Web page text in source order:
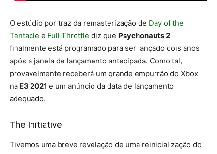
O estúdio por traz da remasterização de Day of the
Tentacle e Full Throttle diz que Psychonauts 2
finalmente está programado para ser lançado dois anos
após a janela de lançamento antecipada. Como tal,
provavelmente receberá um grande empurrão do Xbox
na E3 2021 e um anúncio da data de lançamento
adequado.
The Initiative
Tivemos uma breve revelação de uma reinicialização do